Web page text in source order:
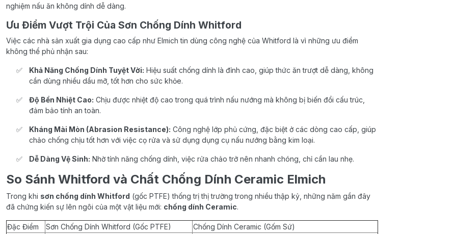
nghiệm nấu ăn không dính dễ dàng.
Ưu Điểm Vượt Trội Của Sơn Chống Dính Whitford
Việc các nhà sản xuất gia dụng cao cấp như Elmich tin dùng công nghệ của Whitford là vì những ưu điểm
không thể phủ nhận sau:
Khả Năng Chống Dính Tuyệt Vời: Hiệu suất chống dính là đỉnh cao, giúp thức ăn trượt dễ dàng, không
cần dùng nhiều dầu mỡ, tốt hơn cho sức khỏe.
Độ Bền Nhiệt Cao: Chịu được nhiệt độ cao trong quá trình nấu nướng mà không bị biến đổi cấu trúc,
đảm bảo tính an toàn.
Kháng Mài Mòn (Abrasion Resistance): Công nghệ lớp phủ cứng, đặc biệt ở các dòng cao cấp, giúp
chảo chống chịu tốt hơn với việc cọ rửa và sử dụng dụng cụ nấu nướng bằng kim loại.
Dễ Dàng Vệ Sinh: Nhờ tính năng chống dính, việc rửa chảo trở nên nhanh chóng, chỉ cần lau nhẹ.
So Sánh Whitford và Chất Chống Dính Ceramic Elmich
Trong khi sơn chống dính Whitford (gốc PTFE) thống trị thị trường trong nhiều thập kỷ, những năm gần đây
đã chứng kiến sự lên ngôi của một vật liệu mới: chống dính Ceramic.
Đặc Điểm Sơn Chống Dính Whitford (Gốc PTFE)
Chống Dính Ceramic (Gốm Sứ)